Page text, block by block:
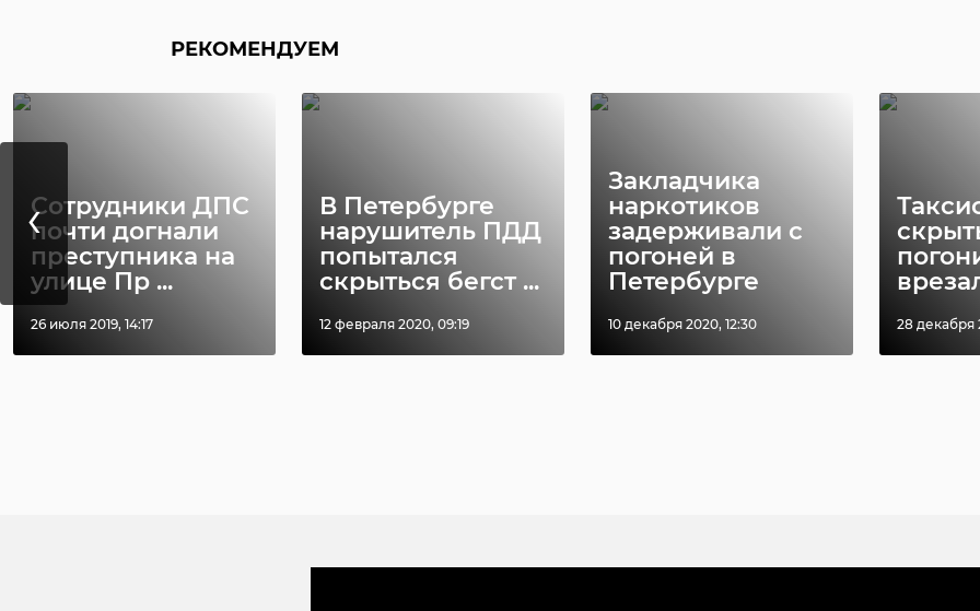
РЕКОМЕНДУЕМ
Сотрудники ДПС
почти догнали
преступника на
улице Пр ...
26 июля 2019, 14:17
В Петербурге
нарушитель ПДД
попытался
скрыться бегст ...
12 февраля 2020, 09:19
Закладчика
наркотиков
задерживали с
погоней в
Петербурге
10 декабря 2020, 12:30 28 декабря
‹